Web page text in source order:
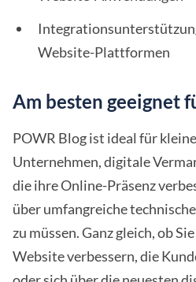
Website-Plattformen
Am besten geeignet
POWR Blog ist ideal für
Unternehmen, digitale
die ihre Online-Präsenz
über umfangreiche
zu müssen. Ganz gleich, ob
Website verbessern, die